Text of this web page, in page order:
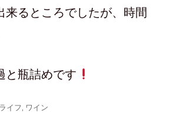
来るところでしたが、時間
と瓶詰めです
ライフ, ワイン